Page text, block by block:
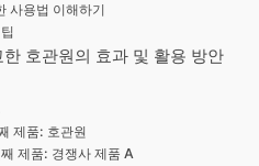
사용법 이해하기
호관원의 효과 및 활용 방안
제품: 호관원
제품: 경쟁사 제품 A